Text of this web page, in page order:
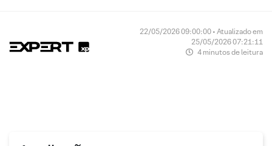
22/05/2026 09:00:00 • Atualizado em
25/05/2026 07:21:11
4 minutos de leitura